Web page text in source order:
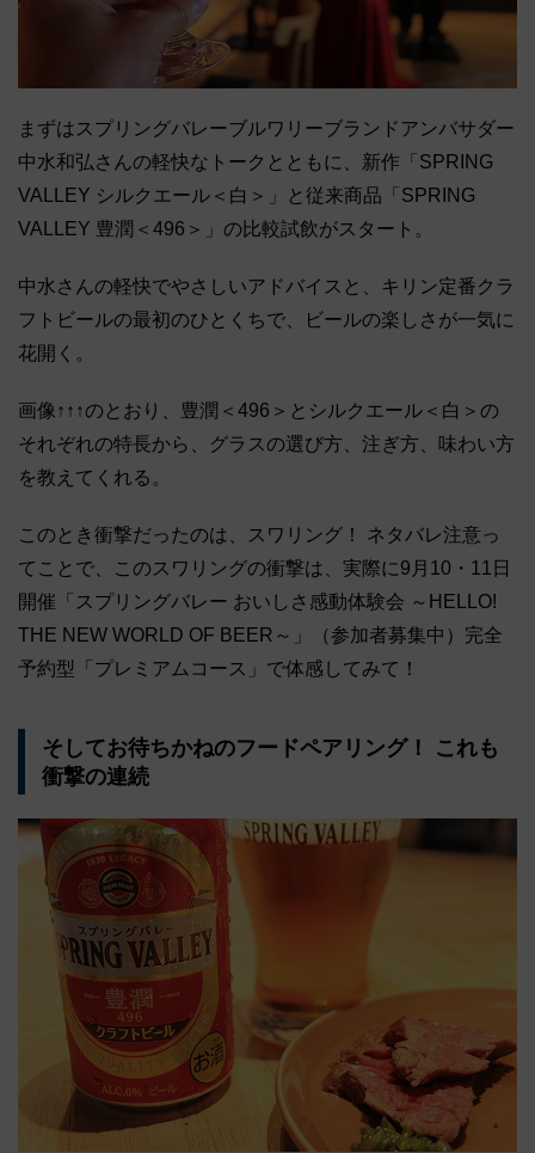
まずはスプリングバレーブルワリーブランドアンバサダー
中水和弘さんの軽快なトークとともに、新作「SPRING
VALLEY シルクエール＜白＞」と従来商品「SPRING
VALLEY 豊潤＜496＞」の比較試飲がスタート。
中水さんの軽快でやさしいアドバイスと、キリン定番クラ
フトビールの最初のひとくちで、ビールの楽しさが一気に
花開く。
画像↑↑↑のとおり、豊潤＜496＞とシルクエール＜白＞の
それぞれの特長から、グラスの選び方、注ぎ方、味わい方
を教えてくれる。
このとき衝撃だったのは、スワリング！ ネタバレ注意っ
てことで、このスワリングの衝撃は、実際に9月10・11日
開催「スプリングバレー おいしさ感動体験会 ～HELLO!
THE NEW WORLD OF BEER～」（参加者募集中）完全
予約型「プレミアムコース」で体感してみて！
そしてお待ちかねのフードペアリング！ これも
衝撃の連続